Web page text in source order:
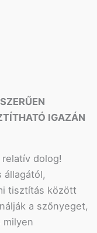
IGAZÁN
dolog!
állagától,
tisztítás között
a szőnyeget,
milyen